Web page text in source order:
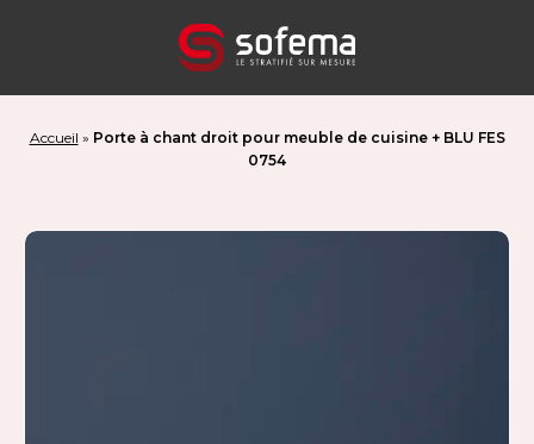
Accueil » Porte à chant droit pour meuble de cuisine + BLU FES
0754